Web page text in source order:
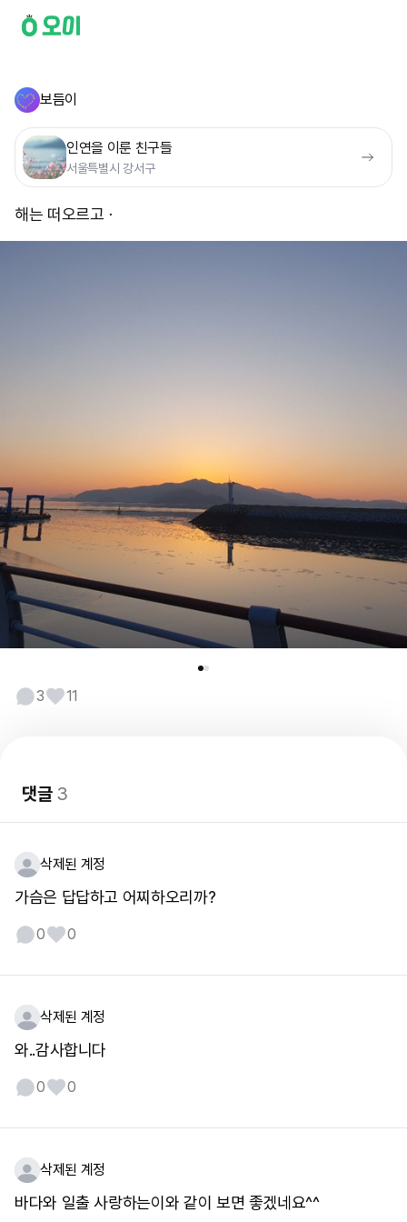
보듬이
인연을 이룬 친구들
서울특별시 강서구
해는 떠오르고ㆍ
3 11
댓글3
삭제된 계정
가슴은 답답하고 어찌하오리까?
0 0
삭제된 계정
와..감사합니다
0 0
삭제된 계정
바다와 일출 사랑하는이와 같이 보면 좋겠네요^^